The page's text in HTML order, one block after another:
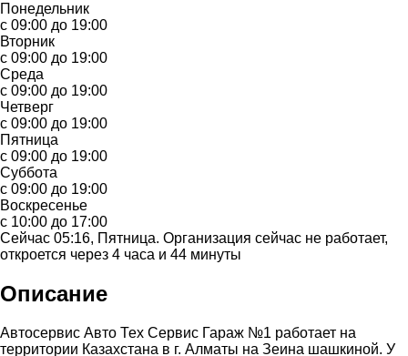
Понедельник
с 09:00 до 19:00
Вторник
с 09:00 до 19:00
Среда
с 09:00 до 19:00
Четверг
с 09:00 до 19:00
Пятница
с 09:00 до 19:00
Суббота
с 09:00 до 19:00
Воскресенье
с 10:00 до 17:00
Сейчас 05:16, Пятница. Организация сейчас не работает,
откроется через 4 часа и 44 минуты
Описание
Автосервис Авто Тех Сервис Гараж №1 работает на
территории Казахстана в г. Алматы на Зеина шашкиной. У